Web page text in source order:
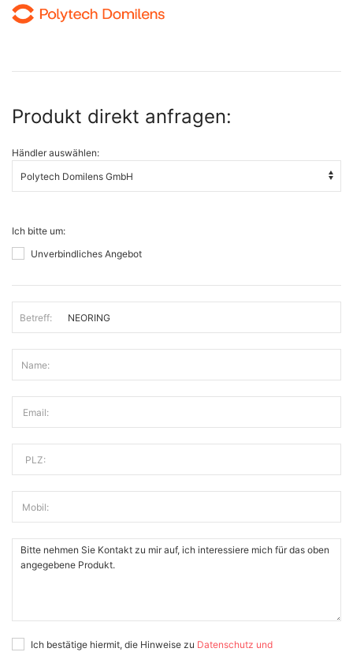
Produkt direkt anfragen:
Händler auswählen:
Ich bitte um:
Unverbindliches Angebot
Betreff:
Name:
Email:
PLZ:
Mobil:
Ich bestätige hiermit, die Hinweise zu Datenschutz und